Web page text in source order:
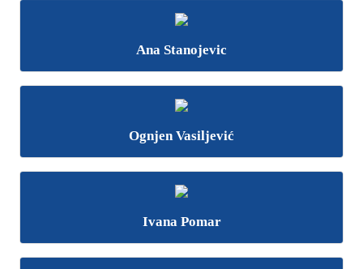
Ana Stanojevic
Ognjen Vasiljević
Ivana Pomar